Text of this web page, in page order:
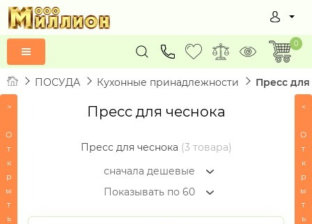
0
ПОСУДА Кухонные принадлежности
Пресс
СЕРТИФИКАТЫ
ПОСУДА
-
Сервировка
стола
-
Посуда
>
О
т
к
р
ы
т
ь
Пресс для чеснока
Пресс для чеснока (3 товара)
сначала дешевые
Показывать по 60
<
О
т
к
р
ы
т
ь